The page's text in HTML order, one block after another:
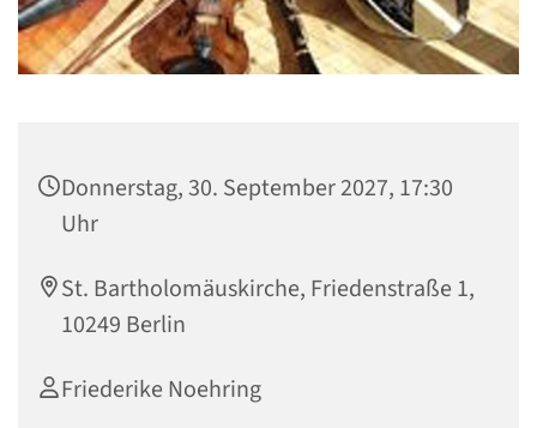
Donnerstag, 30. September 2027, 17:30
Uhr
St. Bartholomäuskirche, Friedenstraße 1,
10249 Berlin
Friederike Noehring